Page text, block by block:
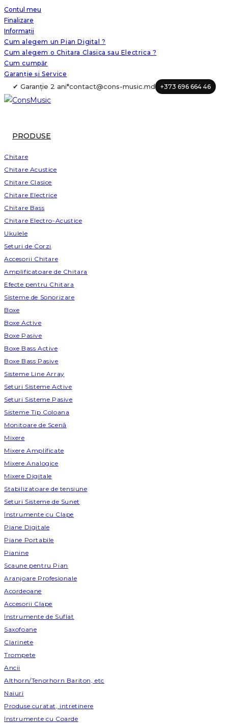
Skip
to
content
Contul meu
Finalizare
Informații
Cum alegem un Pian Digital ?
Cum alegem o Chitara Clasica sau Electrica ?
Cum cumpăr
Garanție și Service
✔ Garanție 2 ani*contact@cons-music.md +373 696 664 46
PRODUSE
Chitare
Chitare Acustice
Chitare Clasice
Chitare Electrice
Chitare Bass
Chitare Electro-Acustice
Ukulele
Seturi de Corzi
Accesorii Chitare
Amplificatoare de Chitara
Efecte pentru Chitara
Sisteme de Sonorizare
Boxe
Boxe Active
Boxe Pasive
Boxe Bass Active
Boxe Bass Pasive
Sisteme Line Array
Seturi Sisteme Active
Seturi Sisteme Pasive
Sisteme Tip Coloana
Monitoare de Scenă
Mixere
Mixere Amplificate
Mixere Analogice
Mixere Digitale
Stabilizatoare de tensiune
Seturi Sisteme de Sunet
Instrumente cu Clape
Piane Digitale
Piane Portabile
Pianine
Scaune pentru Pian
Aranjoare Profesionale
Acordeoane
Accesorii Clape
Instrumente de Suflat
Saxofoane
Clarinete
Trompete
Ancii
Althorn/Tenorhorn Bariton, etc
Naiuri
Produse curatat, intretinere
Instrumente cu Coarde